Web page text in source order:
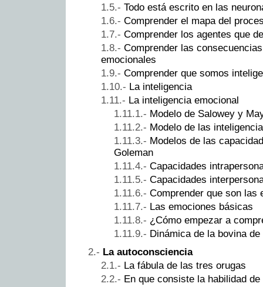
Todo está escrito en las
Comprender el mapa del
Comprender los agentes que
Comprender las
emocionales
Comprender que somos
La inteligencia
La inteligencia emocional
Modelo de Salowey y
Modelo de las
Modelos de las
Goleman
Capacidades
Capacidades
Comprender que son las
Las emociones básicas
¿Cómo empezar a
Dinámica de la bovina de
La autoconsciencia
La fábula de las tres orugas
En que consiste la habilidad